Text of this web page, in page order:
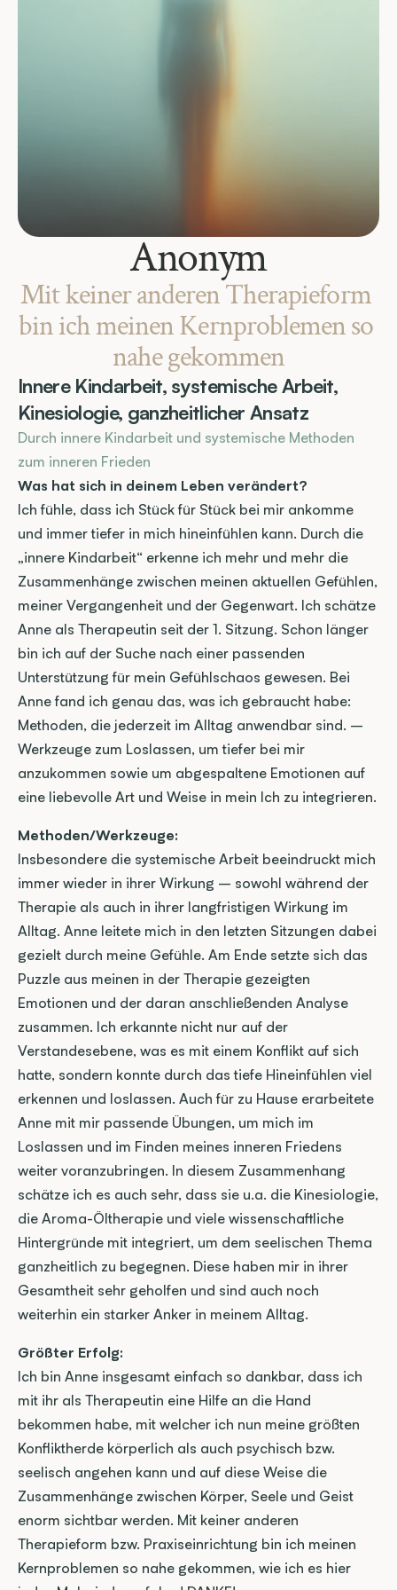
Anonym
Mit keiner anderen Therapieform
bin ich meinen Kernproblemen so
nahe gekommen
Innere Kindarbeit, systemische Arbeit,
Kinesiologie, ganzheitlicher Ansatz
Durch innere Kindarbeit und systemische Methoden
zum inneren Frieden
Was hat sich in deinem Leben verändert?
Ich fühle, dass ich Stück für Stück bei mir ankomme
und immer tiefer in mich hineinfühlen kann. Durch die
„innere Kindarbeit“ erkenne ich mehr und mehr die
Zusammenhänge zwischen meinen aktuellen Gefühlen,
meiner Vergangenheit und der Gegenwart. Ich schätze
Anne als Therapeutin seit der 1. Sitzung. Schon länger
bin ich auf der Suche nach einer passenden
Unterstützung für mein Gefühlschaos gewesen. Bei
Anne fand ich genau das, was ich gebraucht habe:
Methoden, die jederzeit im Alltag anwendbar sind. –
Werkzeuge zum Loslassen, um tiefer bei mir
anzukommen sowie um abgespaltene Emotionen auf
eine liebevolle Art und Weise in mein Ich zu integrieren.
Methoden/Werkzeuge:
Insbesondere die systemische Arbeit beeindruckt mich
immer wieder in ihrer Wirkung – sowohl während der
Therapie als auch in ihrer langfristigen Wirkung im
Alltag. Anne leitete mich in den letzten Sitzungen dabei
gezielt durch meine Gefühle. Am Ende setzte sich das
Puzzle aus meinen in der Therapie gezeigten
Emotionen und der daran anschließenden Analyse
zusammen. Ich erkannte nicht nur auf der
Verstandesebene, was es mit einem Konflikt auf sich
hatte, sondern konnte durch das tiefe Hineinfühlen viel
erkennen und loslassen. Auch für zu Hause erarbeitete
Anne mit mir passende Übungen, um mich im
Loslassen und im Finden meines inneren Friedens
weiter voranzubringen. In diesem Zusammenhang
schätze ich es auch sehr, dass sie u.a. die Kinesiologie,
die Aroma-Öltherapie und viele wissenschaftliche
Hintergründe mit integriert, um dem seelischen Thema
ganzheitlich zu begegnen. Diese haben mir in ihrer
Gesamtheit sehr geholfen und sind auch noch
weiterhin ein starker Anker in meinem Alltag.
Größter Erfolg:
Ich bin Anne insgesamt einfach so dankbar, dass ich
mit ihr als Therapeutin eine Hilfe an die Hand
bekommen habe, mit welcher ich nun meine größten
Konfliktherde körperlich als auch psychisch bzw.
seelisch angehen kann und auf diese Weise die
Zusammenhänge zwischen Körper, Seele und Geist
enorm sichtbar werden. Mit keiner anderen
Therapieform bzw. Praxiseinrichtung bin ich meinen
Kernproblemen so nahe gekommen, wie ich es hier